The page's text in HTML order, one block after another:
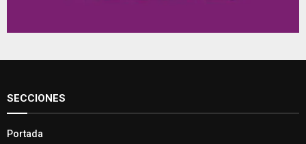
SECCIONES
Portada